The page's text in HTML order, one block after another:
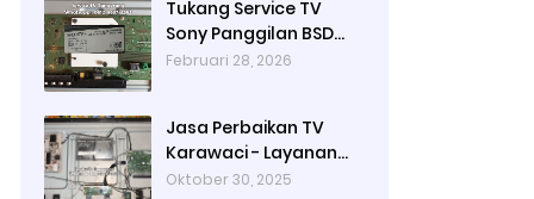
Tangerang
Tukang Service TV
Sony Panggilan BSD
City | Jasa Reparasi TV
Februari 28, 2026
Jasa Perbaikan TV
Karawaci - Layanan
Service TV Panggilan
Oktober 30, 2025